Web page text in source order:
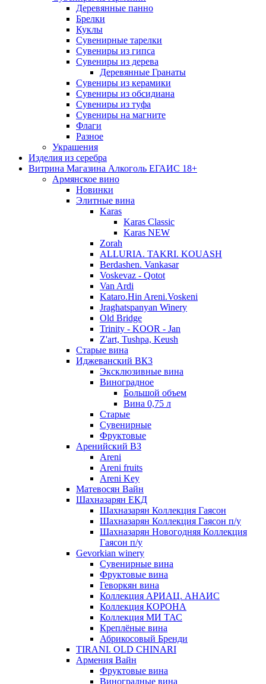
Деревянные панно
Брелки
Куклы
Сувенирные тарелки
Сувениры из гипса
Сувениры из дерева
Деревянные Гранаты
Сувениры из керамики
Сувениры из обсидиана
Сувениры из туфа
Сувениры на магните
Флаги
Разное
Украшения
Изделия из серебра
Витрина Магазина Алкоголь ЕГАИС 18+
Армянское вино
Новинки
Элитные вина
Karas
Karas Classic
Karas NEW
Zorah
ALLURIA. TAKRI. KOUASH
Berdashen. Vankasar
Voskevaz - Qotot
Van Ardi
Kataro.Hin Areni.Voskeni
Jraghatspanyan Winery
Old Bridge
Trinity - KOOR - Jan
Z'art, Tushpa, Keush
Старые вина
Иджеванский ВК3
Эксклюзивные вина
Виноградное
Большой объем
Вина 0,75 л
Старые
Сувенирные
Фруктовые
Аренийский ВЗ
Areni
Areni fruits
Areni Key
Матевосян Вайн
Шахназарян ЕКД
Шахназарян Коллекция Гаясон
Шахназарян Коллекция Гаясон п/у
Шахназарян Новогодняя Коллекция
Гаясон п/у
Gevorkian winery
Сувенирные вина
Фруктовые вина
Геворкян вина
Коллекция АРИАЦ. АНАИС
Коллекция КОРОНА
Коллекция МИ ТАС
Креплёные вина
Абрикосовый Бренди
TIRANI. OLD CHINARI
Армения Вайн
Фруктовые вина
Виноградные вина